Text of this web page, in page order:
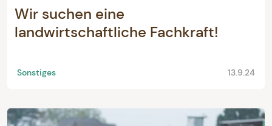
Wir suchen eine
landwirtschaftliche Fachkraft!
Sonstiges 13.9.24